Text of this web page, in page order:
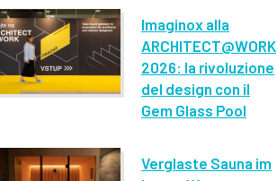
Imaginox alla
ARCHITECT@WORK
2026: la rivoluzione
del design con il
Gem Glass Pool
Verglaste Sauna im